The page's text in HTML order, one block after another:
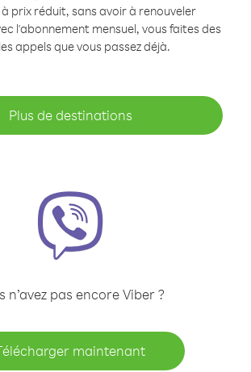
prix réduit, sans avoir à renouveler
l'abonnement mensuel, vous faites des
appels que vous passez déjà.
Plus de destinations
n’avez pas encore Viber ?
maintenant